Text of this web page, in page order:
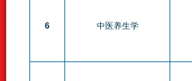
6 中医养生学